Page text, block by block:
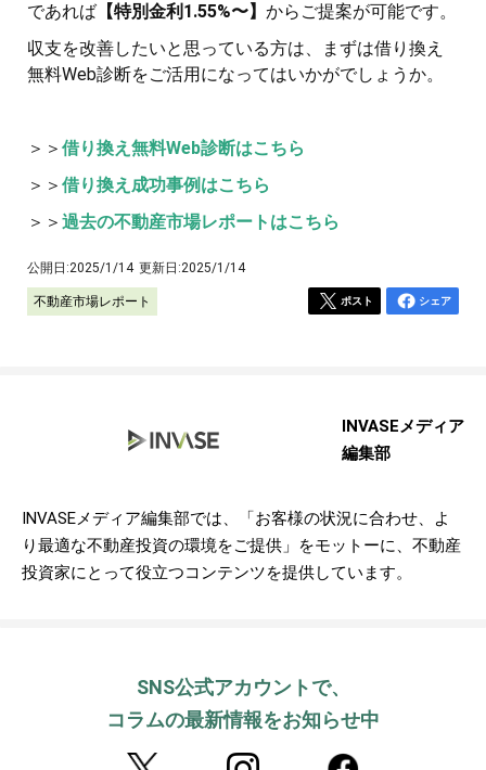
であれば 【特別金利1.55%〜】 からご提案が可能です。
収支を改善したいと思っている方は、まずは借り換え
無料Web診断をご活用になってはいかがでしょうか。
＞＞ 借り換え無料Web診断はこちら
＞＞ 借り換え成功事例はこちら
＞＞ 過去の不動産市場レポートはこちら
公開日:2025/1/14 更新日:2025/1/14
不動産市場レポート ポスト シェア
INVASEメディア
編集部
INVASEメディア編集部では、「お客様の状況に合わせ、よ
り最適な不動産投資の環境をご提供」をモットーに、不動産
投資家にとって役立つコンテンツを提供しています。
SNS公式アカウントで、
コラムの最新情報をお知らせ中